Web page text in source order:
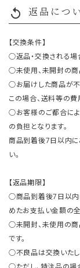
replay 返品につ
【交換条件】
○返品・交換される場
○未使用、未開封の商
○お届けした商品が不
この場合、送料等の
○お客様のご都合によ
の負担となります。
商品到着後7日以内に
い。
【返品期限】
○商品到着後7日以内
めたお支払い金額の
○未開封、未使用の商
です。
○不良品は交換いたし